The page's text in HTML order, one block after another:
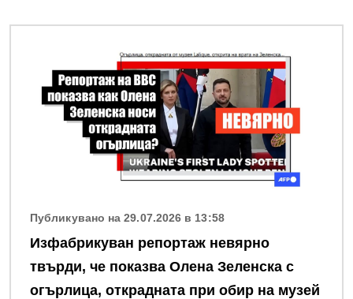
Публикувано на 29.07.2026 в 13:58
Изфабрикуван репортаж невярно
твърди, че показва Олена Зеленска с
огърлица, открадната при обир на музей